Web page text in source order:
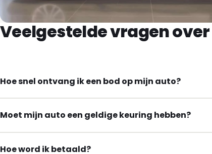
Veelgestelde vragen
Hoe snel ontvang ik een bod op mijn auto?
Moet mijn auto een geldige keuring hebben?
Hoe word ik betaald?